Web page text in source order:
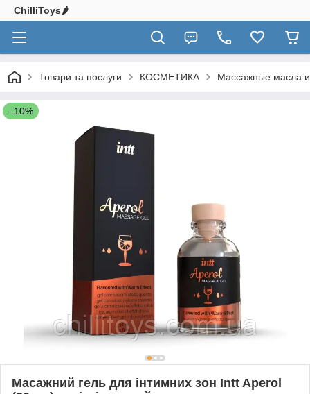
ChilliToys🌶️
Товари та послуги КОСМЕТИКА Массажные масла
–10%
Масажний гель для інтимних зон Intt Aperol